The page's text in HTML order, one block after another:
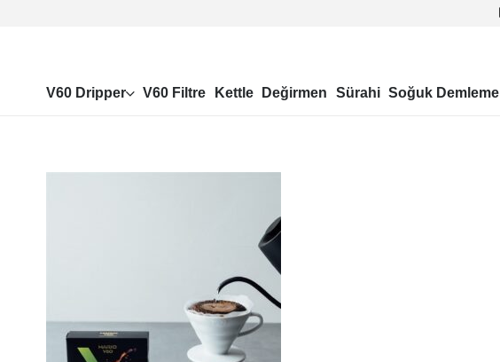
V60 Dripper V60 Filtre Kettle Değirmen Sürahi Soğuk Demleme